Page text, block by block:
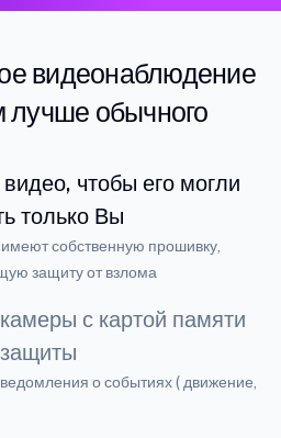
видеонаблюдение
лучше обычного
чтобы его могли
только Вы
собственную прошивку,
защиту от взлома
с картой памяти
о событиях ( движение,